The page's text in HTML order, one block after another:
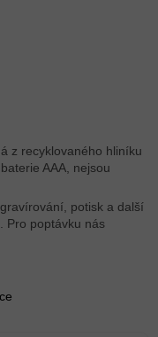
z recyklovaného hliníku
AAA, nejsou
potisk a další
Pro poptávku nás